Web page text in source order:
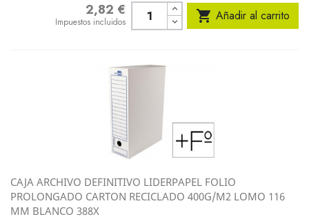
2,82 €
Impuestos incluidos  Añadir al carrito
CAJA ARCHIVO DEFINITIVO LIDERPAPEL FOLIO
PROLONGADO CARTON RECICLADO 400G/M2 LOMO 116
MM BLANCO 388X